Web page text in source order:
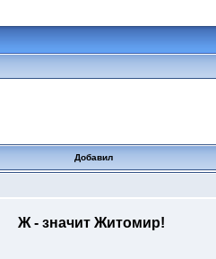
Добавил
Ж - значит Житомир!